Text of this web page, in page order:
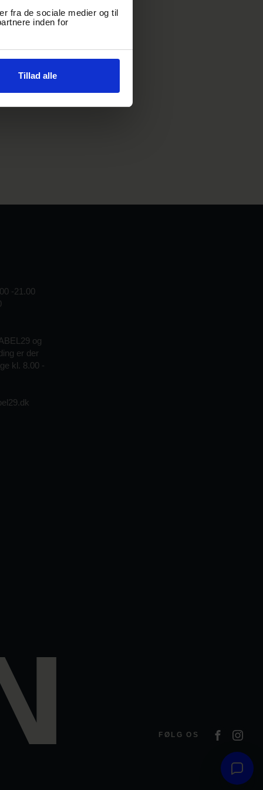
fra de sociale medier og til
inden for
Tillad alle
-21.00
og
er der
kl. 8.00 -
FØLG OS